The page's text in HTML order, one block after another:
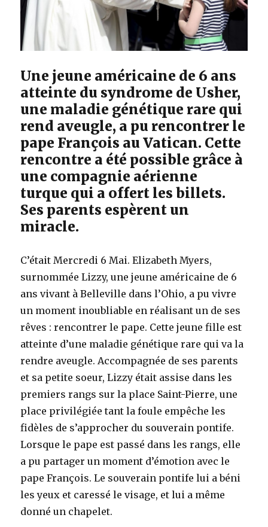
Une jeune américaine de 6 ans
atteinte du syndrome de Usher,
une maladie génétique rare qui
rend aveugle, a pu rencontrer le
pape François au Vatican. Cette
rencontre a été possible grâce à
une compagnie aérienne
turque qui a offert les billets.
Ses parents espèrent un
miracle.
C’était Mercredi 6 Mai. Elizabeth Myers,
surnommée Lizzy, une jeune américaine de 6
ans vivant à Belleville dans l’Ohio, a pu vivre
un moment inoubliable en réalisant un de ses
rêves : rencontrer le pape. Cette jeune fille est
atteinte d’une maladie génétique rare qui va la
rendre aveugle. Accompagnée de ses parents
et sa petite soeur, Lizzy était assise dans les
premiers rangs sur la place Saint-Pierre, une
place privilégiée tant la foule empêche les
fidèles de s’approcher du souverain pontife.
Lorsque le pape est passé dans les rangs, elle
a pu partager un moment d’émotion avec le
pape François. Le souverain pontife lui a béni
les yeux et caressé le visage, et lui a même
donné un chapelet.